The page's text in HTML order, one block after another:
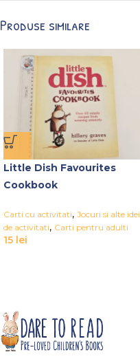
Produse similare
Little Dish Favourites
Cookbook
Carti cu activitati, Jocuri si alte idei
de activitati, Carti pentru adulti
15 lei